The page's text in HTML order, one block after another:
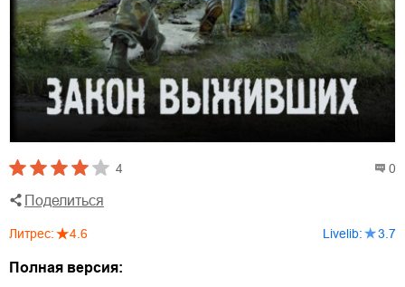
4 0
Поделиться
Литрес: 4.6 Livelib: 3.7
Полная версия: